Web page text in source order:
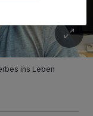
ins Leben